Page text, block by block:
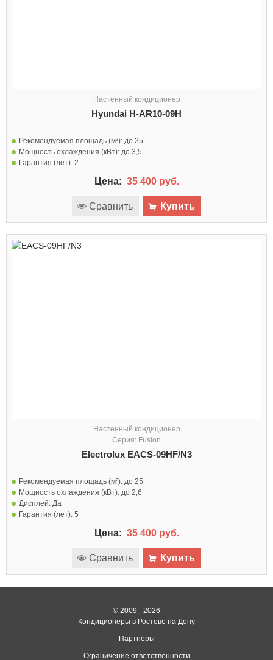
Настенный кондиционер
Hyundai H-AR10-09H
Рекомендуемая площадь (м²): до 25
Мощность охлаждения (кВт): до 3,5
Гарантия (лет): 2
Цена: 35 400 руб.
Сравнить Купить
Настенный кондиционер
Серия: Fusion
Electrolux EACS-09HF/N3
Рекомендуемая площадь (м²): до 25
Мощность охлаждения (кВт): до 2,6
Дисплей: Да
Гарантия (лет): 5
Цена: 35 400 руб.
Сравнить Купить
© 2009 - 2026
Кондиционеры в Ростове на Дону
Партнеры
Ограничение ответственности